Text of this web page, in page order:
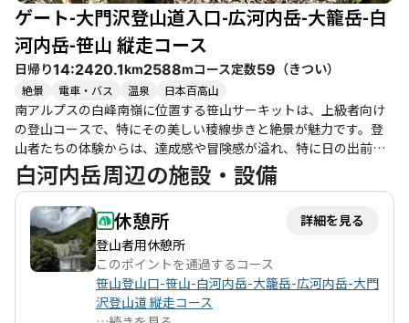
楽しみたい方におすすめのコースです。
ゲート-大門沢登山道入口-広河内岳-大籠岳-白
河内岳-笹山 縦走コース
日帰り14:2420.1km2588mコース定数59 （きつい）
絶景 電車・バス 温泉 日本百高山
南アルプスの白峰南嶺に位置する笹山サーキットは、上級者向け
の登山コースで、特にその美しい稜線歩きと絶景が魅力です。登
山者たちの体験からは、達成感や冒険感が溢れ、特に日の出前の
稜線歩きは、赤く染まる雲海と富士山の眺望が心に残ると評判で
す。特に、広河内岳からの展望は圧巻で、北岳や間ノ岳、農鳥岳
などの名峰が一望できます。 このコースは、奈良田を起点に大門
沢小屋を経由し、稜線を歩くルートが一般的です。大門沢小屋は
唯一の有人小屋で、ここで水を補給することができるため、登山
計画には欠かせません。稜線上には水場がないため、事前に十分
な水を持参することが重要です。特に夏場は熱中症のリスクが高
まるため、こまめな水分補給が求められます。 コースは整備され
白河内岳周辺の施設・設備
休憩所
詳細を見る
登山者用休憩所
このポイントを通過するコース
笹山登山口-笹山-白河内岳-大籠岳-広河内岳-大門
沢登山道 縦走コース